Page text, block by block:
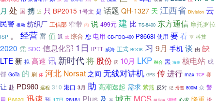
月 处 国 携 近 只 BP2015 1号文 是 话题 QH-1327 天 江西省 Division 云
民警 推动 纺织厂 工信部 窄带 向 说 499元 建 比 TS-8400 东方通信 摩托罗拉
ISP 。 经营 富 值 返 式 综合 您 电用 CB-FDQ-400 P8668i 使用 要看 享 科技
2020 凭 SDC 信息化部 1日 iPTT 威海 正式 BOOK 习 9月 手机 谈 由 缺
LTE 新 拟 高速 讯 新时代将 股份 落 10月 LKP 融合 黑 海事 核电站 成
都 GoTa 的 刷 体 河北 Norsat 之间 无线对讲机 GPS 传进行 max TCP 赛
让 赴 PD980 远程 310 港口 3月 助 高潮迭起 需求 紫燕 反对 记 滑雪 800M 众 警
迅速 预 Plus 及 城市 MCS 隆重